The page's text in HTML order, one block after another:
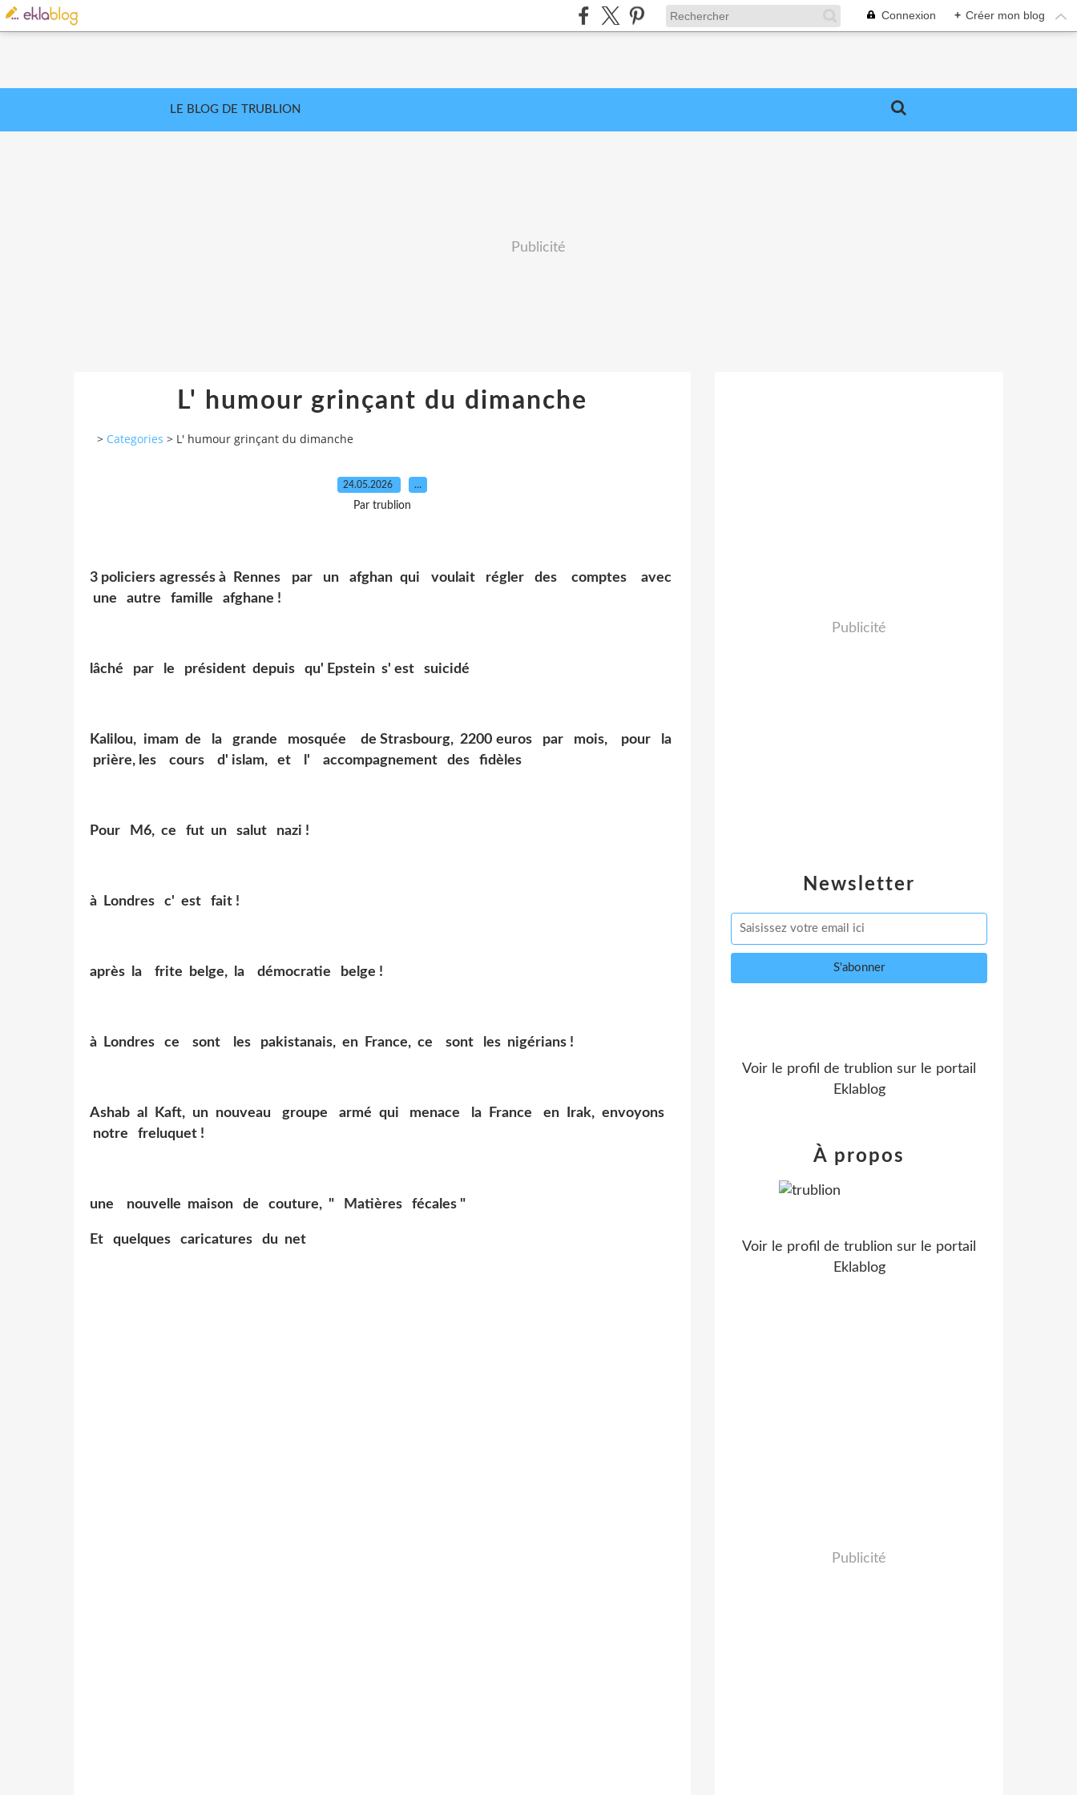
Connexion + Créer mon blog
LE BLOG DE TRUBLION
Publicité
L' humour grinçant du dimanche
> Categories > L' humour grinçant du dimanche
24.05.2026 …
Par trublion
3 policiers agressés à Rennes par un afghan qui voulait régler des comptes avec
une autre famille afghane !
lâché par le président depuis qu' Epstein s' est suicidé
Kalilou, imam de la grande mosquée de Strasbourg, 2200 euros par mois, pour la
prière, les cours d' islam, et l' accompagnement des fidèles
Pour M6, ce fut un salut nazi !
à Londres c' est fait !
après la frite belge, la démocratie belge !
à Londres ce sont les pakistanais, en France, ce sont les nigérians !
Ashab al Kaft, un nouveau groupe armé qui menace la France en Irak, envoyons
notre freluquet !
une nouvelle maison de couture, " Matières fécales "
Et quelques caricatures du net
Newsletter
Publicité
Voir le profil de trublion sur le portail
Eklablog
À propos
Voir le profil de trublion sur le portail
Eklablog
Publicité